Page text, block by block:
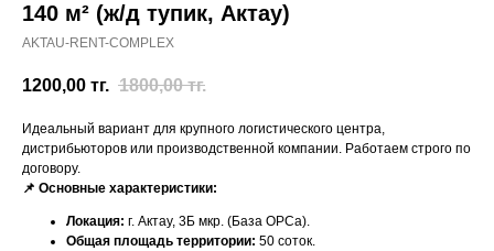
140 м² (ж/д тупик, Актау)
AKTAU-RENT-COMPLEX
1200,00 тг. 1800,00 тг.
Идеальный вариант для крупного логистического центра,
дистрибьюторов или производственной компании. Работаем строго по
договору.
📌 Основные характеристики:
Локация: г. Актау, 3Б мкр. (База ОРСа).
Общая площадь территории: 50 соток.